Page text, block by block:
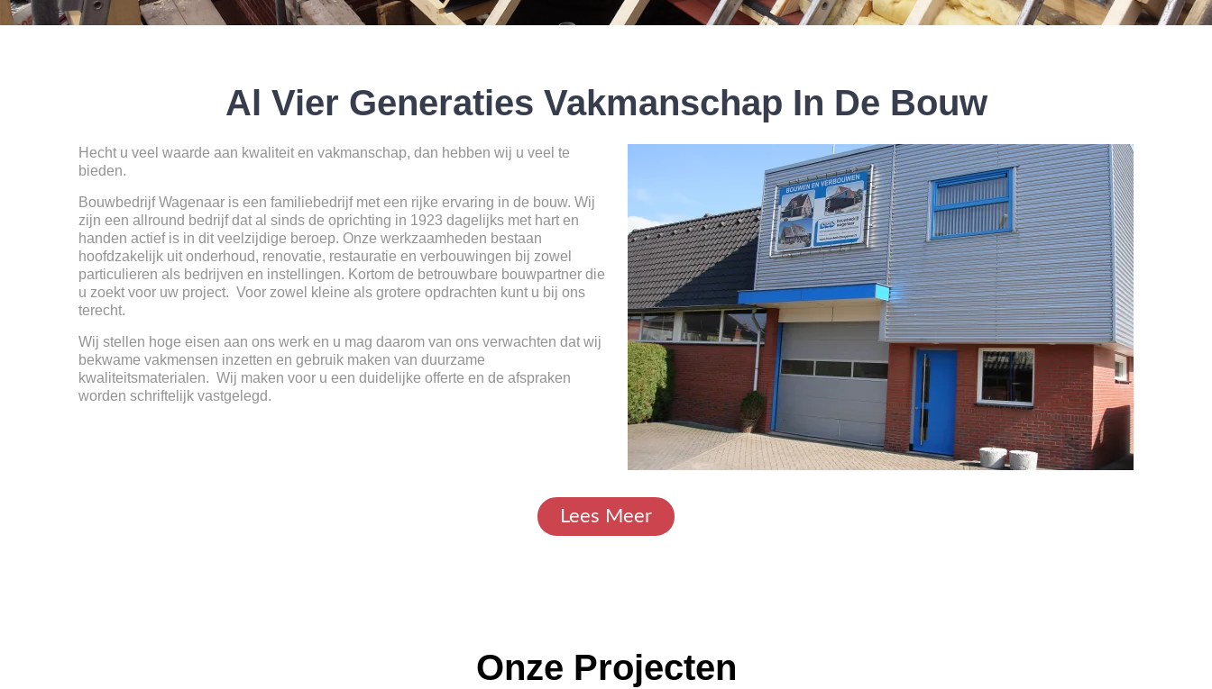
Al Vier Generaties Vakmanschap In De Bouw
Hecht u veel waarde aan kwaliteit en vakmanschap, dan hebben wij u veel te
bieden.
Bouwbedrijf Wagenaar is een familiebedrijf met een rijke ervaring in de bouw. Wij
zijn een allround bedrijf dat al sinds de oprichting in 1923 dagelijks met hart en
handen actief is in dit veelzijdige beroep. Onze werkzaamheden bestaan
hoofdzakelijk uit onderhoud, renovatie, restauratie en verbouwingen bij zowel
particulieren als bedrijven en instellingen. Kortom de betrouwbare bouwpartner die
u zoekt voor uw project. Voor zowel kleine als grotere opdrachten kunt u bij ons
terecht.
Wij stellen hoge eisen aan ons werk en u mag daarom van ons verwachten dat wij
bekwame vakmensen inzetten en gebruik maken van duurzame
kwaliteitsmaterialen. Wij maken voor u een duidelijke offerte en de afspraken
worden schriftelijk vastgelegd.
Lees Meer
Onze Projecten